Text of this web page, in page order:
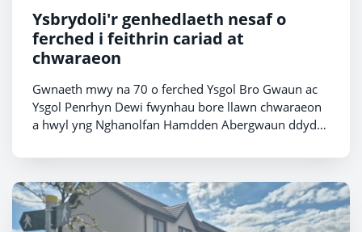
Ysbrydoli'r genhedlaeth nesaf o
ferched i feithrin cariad at
chwaraeon
Gwnaeth mwy na 70 o ferched Ysgol Bro Gwaun ac
Ysgol Penrhyn Dewi fwynhau bore llawn chwaraeon
a hwyl yng Nghanolfan Hamdden Abergwaun ddydd